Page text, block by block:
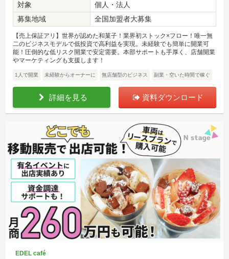
対象
個人・法人
募集地域
全国加盟者大募集
【売上保証アリ】世界が認めた和菓子！業界初ストック×フロー！唯一無
二のビジネスモデルで低投資で高利益を実現。未経験でも簡単に開業可
能！圧倒的な低リスク開業で安定需要。本部サポートも手厚く、店舗開業
やマーケティングも支援します！
1人で開業 未経験からオーナーに 無店舗型のビジネス 副業・空いた時間で稼ぐ
詳細を見る 資料ダウンロード
EDEL café